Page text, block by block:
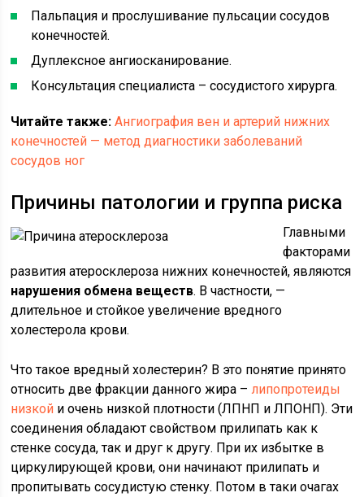
Пальпация и прослушивание пульсации сосудов
конечностей.
Дуплексное ангиосканирование.
Консультация специалиста – сосудистого хирурга.
Читайте также: Ангиография вен и артерий нижних
конечностей — метод диагностики заболеваний
сосудов ног
Причины патологии и группа риска
Главными
факторами
развития атеросклероза нижних конечностей, являются
нарушения обмена веществ. В частности, —
длительное и стойкое увеличение вредного
холестерола крови.
Что такое вредный холестерин? В это понятие принято
относить две фракции данного жира –липопротеиды
низкой и очень низкой плотности (ЛПНП и ЛПОНП). Эти
соединения обладают свойством прилипать как к
стенке сосуда, так и друг к другу. При их избытке в
циркулирующей крови, они начинают прилипать и
пропитывать сосудистую стенку. Потом в таки очагах